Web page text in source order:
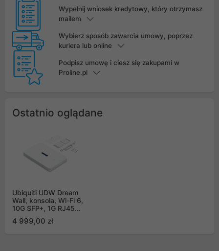
Wypełnij wniosek kredytowy, który otrzymasz
mailem
Wybierz sposób zawarcia umowy, poprzez
kuriera lub online
Podpisz umowę i ciesz się zakupami w
Proline.pl
Ostatnio oglądane
Ubiquiti UDW Dream
Wall, konsola, Wi-Fi 6,
10G SFP+, 1G RJ45
WAN, dotykowy ekran
4 999,00 zł